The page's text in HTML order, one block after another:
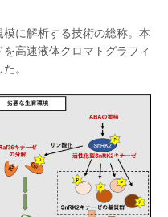
に解析する技術の総称。本
高速液体クロマトグラフィ
。